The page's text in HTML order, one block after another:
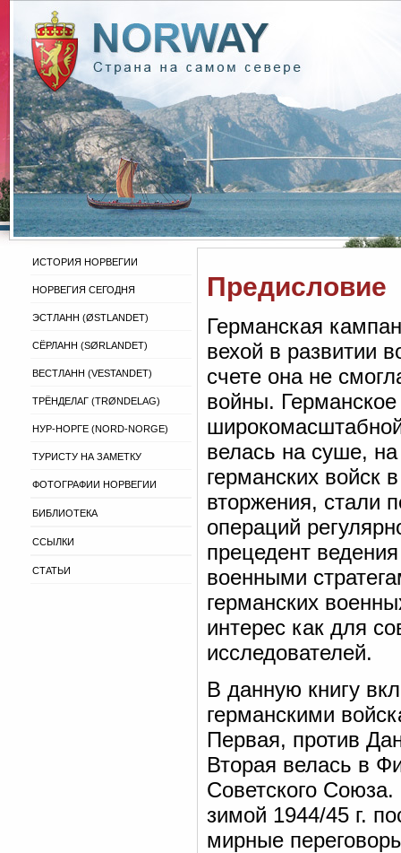
ИСТОРИЯ НОРВЕГИИ
НОРВЕГИЯ СЕГОДНЯ
ЭСТЛАНН (ØSTLANDET)
СЁРЛАНН (SØRLANDET)
ВЕСТЛАНН (VESTANDET)
ТРЁНДЕЛАГ (TRØNDELAG)
НУР-НОРГЕ (NORD-NORGE)
ТУРИСТУ НА ЗАМЕТКУ
ФОТОГРАФИИ НОРВЕГИИ
БИБЛИОТЕКА
ССЫЛКИ
СТАТЬИ
Предисловие
Германская
вехой в развитии
счете она не
войны.
велась на суше,
германских войск
вторжения, стали
операций
прецедент
военными
германских
интерес как для
исследователей.
В данную книгу
германскими
Первая, против
Вторая велась в
Советского
зимой 1944/45 г.
мирные